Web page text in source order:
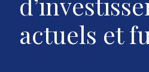
actuels et